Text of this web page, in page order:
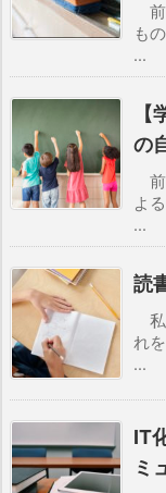
前
も
...
の
前
よ
...
読
私
れ
...
IT
ミ